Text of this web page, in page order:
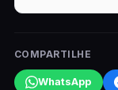
COMPARTILHE
WhatsApp